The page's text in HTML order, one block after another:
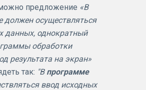
предложение «В
должен осуществляться
данных, однократный
обработки
результата на экран»
так: "В программе
ввод исходных